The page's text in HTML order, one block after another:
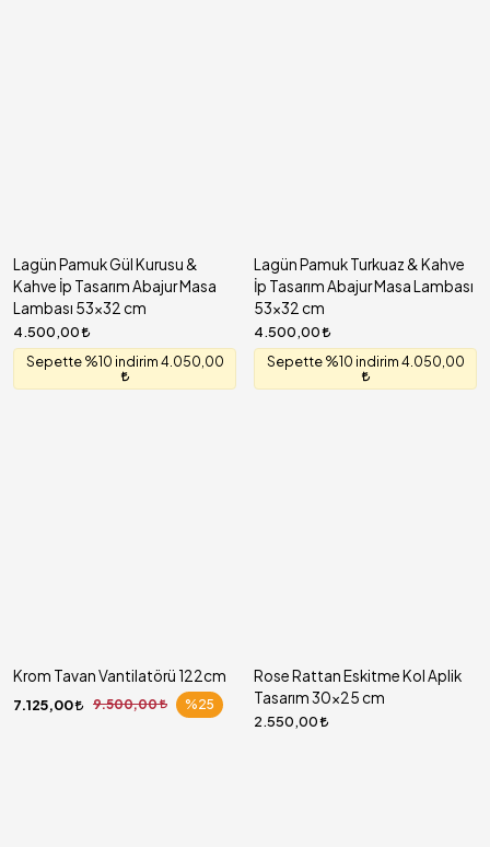
Lagün Pamuk Gül Kurusu &
Kahve İp Tasarım Abajur Masa
Lambası 53x32 cm
4.500,00
Sepette %10 indirim 4.050,00
Lagün Pamuk Turkuaz & Kahve
İp Tasarım Abajur Masa Lambası
53x32 cm
4.500,00
Sepette %10 indirim 4.050,00
Krom Tavan Vantilatörü 122cm
7.125,00 9.500,00 %25
Rose Rattan Eskitme Kol Aplik
Tasarım 30x25 cm
2.550,00